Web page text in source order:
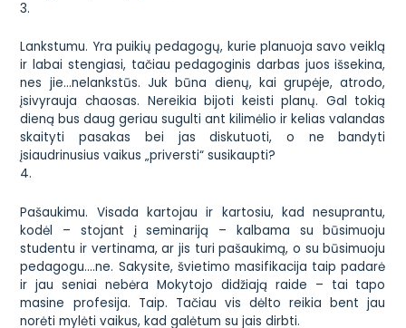
3.
Lankstumu. Yra puikių pedagogų, kurie planuoja savo veiklą
ir labai stengiasi, tačiau pedagoginis darbas juos išsekina,
nes jie…nelankstūs. Juk būna dienų, kai grupėje, atrodo,
įsivyrauja chaosas. Nereikia bijoti keisti planų. Gal tokią
dieną bus daug geriau sugulti ant kilimėlio ir kelias valandas
skaityti pasakas bei jas diskutuoti, o ne bandyti
įsiaudrinusius vaikus „priversti“ susikaupti?
4.
Pašaukimu. Visada kartojau ir kartosiu, kad nesuprantu,
kodėl – stojant į seminariją – kalbama su būsimuoju
studentu ir vertinama, ar jis turi pašaukimą, o su būsimuoju
pedagogu….ne. Sakysite, švietimo masifikacija taip padarė
ir jau seniai nebėra Mokytojo didžiają raide – tai tapo
masine profesija. Taip. Tačiau vis dėlto reikia bent jau
norėti mylėti vaikus, kad galėtum su jais dirbti.